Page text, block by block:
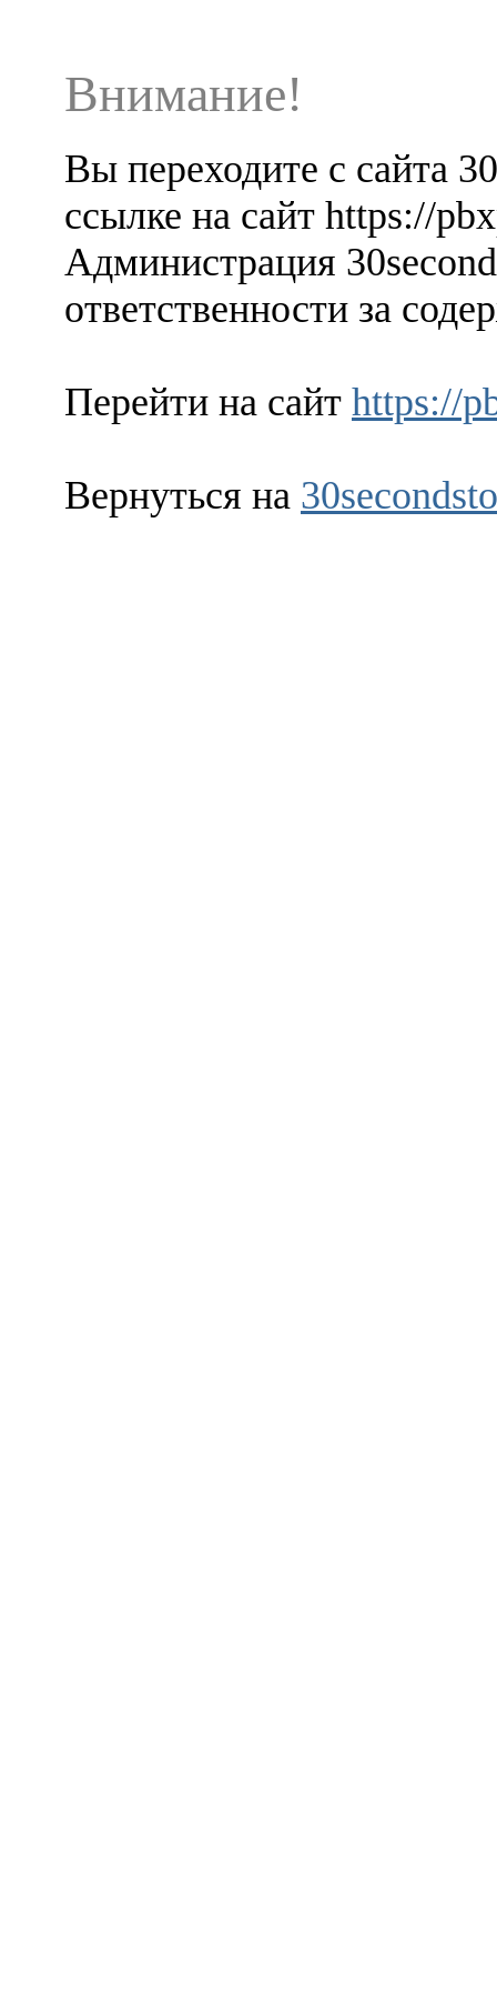
Внимание!
Вы переходите с сайта
ссылке на сайт https://
Администрация
ответственности за
Перейти на сайт https://
Вернуться на